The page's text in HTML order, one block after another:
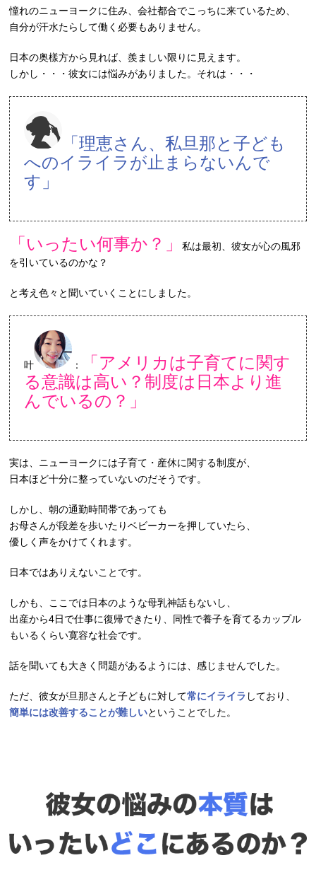
憧れのニューヨークに住み、会社都合でこっちに来ているため、
自分が汗水たらして働く必要もありません。
日本の奥樣方から見れば、羨ましい限りに見えます。
しかし・・・彼女には悩みがありました。それは・・・
「理恵さん、私旦那と子ども
へのイライラが止まらないんで
す」
「いったい何事か？」私は最初、彼女が心の風邪
を引いているのかな？
と考え色々と聞いていくことにしました。
叶 ：
「アメリカは子育てに関す
る意識は高い？制度は日本より進
んでいるの？」
実は、ニューヨークには子育て・産休に関する制度が、
日本ほど十分に整っていないのだそうです。
しかし、朝の通勤時間帯であっても
お母さんが段差を歩いたりベビーカーを押していたら、
優しく声をかけてくれます。
日本ではありえないことです。
しかも、ここでは日本のような母乳神話もないし、
出産から4日で仕事に復帰できたり、同性で養子を育てるカップル
もいるくらい寛容な社会です。
話を聞いても大きく問題があるようには、感じませんでした。
ただ、彼女が旦那さんと子どもに対して常にイライラ しており、
簡単には改善することが難しいということでした。